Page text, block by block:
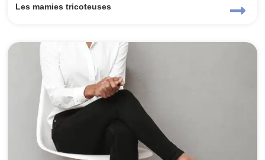
Les mamies tricoteuses